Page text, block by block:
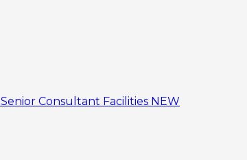
Senior Consultant Facilities NEW